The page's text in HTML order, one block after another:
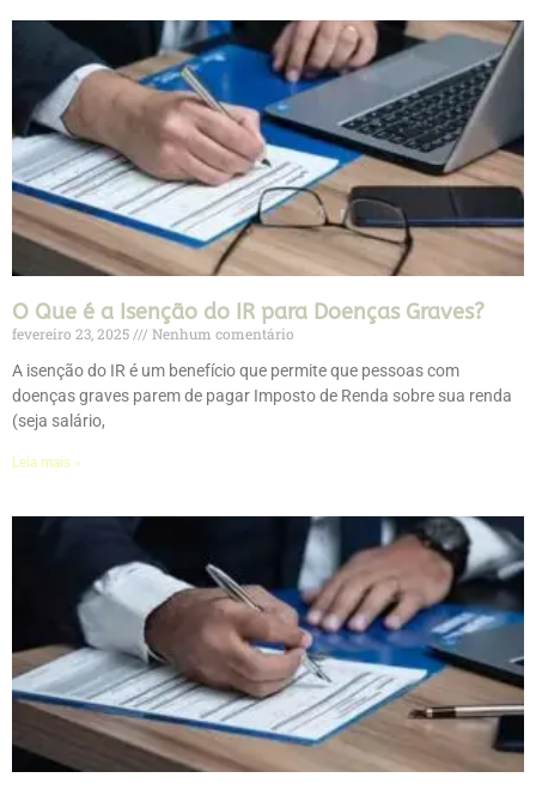
O Que é a Isenção do IR para Doenças Graves?
fevereiro 23, 2025
Nenhum comentário
A isenção do IR é um benefício que permite que pessoas com
doenças graves parem de pagar Imposto de Renda sobre sua renda
(seja salário,
Leia mais »